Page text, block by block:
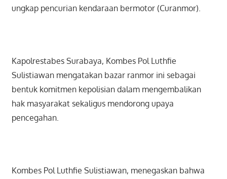
ungkap pencurian kendaraan bermotor (Curanmor).
Kapolrestabes Surabaya, Kombes Pol Luthfie
Sulistiawan mengatakan bazar ranmor ini sebagai
bentuk komitmen kepolisian dalam mengembalikan
hak masyarakat sekaligus mendorong upaya
pencegahan.
Kombes Pol Luthfie Sulistiawan, menegaskan bahwa